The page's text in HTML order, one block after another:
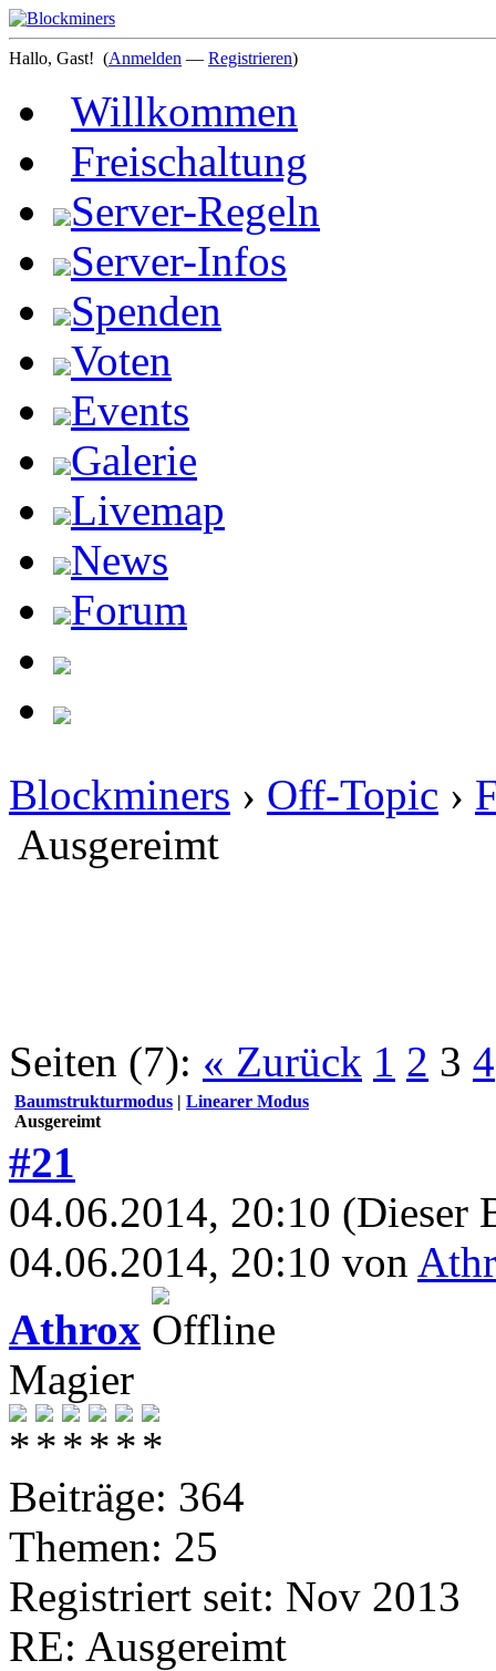
Hallo, Gast! (Anmelden — Registrieren)
Willkommen
Freischaltung
Server-Regeln
Server-Infos
Spenden
Voten
Events
Galerie
Livemap
News
Forum
Blockminers › Off-Topic ›
Ausgereimt
Seiten (7): « Zurück 1 2 3 4
Baumstrukturmodus | Linearer Modus
Ausgereimt
#21
04.06.2014, 20:10 (Dieser
04.06.2014, 20:10 von
Athrox
Magier
Beiträge: 364
Themen: 25
Registriert seit: Nov 2013
RE: Ausgereimt